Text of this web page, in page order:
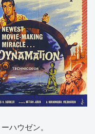
ハウゼン。